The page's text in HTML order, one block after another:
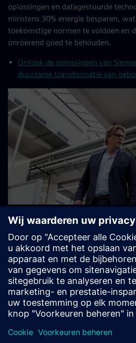
oplossingen en datagestuurde
minstens 30% energie besparen,
toekomstige normen te voldoen en
onroerend goed te behouden.
Ontdek de oplossingen van
duurzame transformatie van
Verhoog de
Door een digitale onderneming te
en bestaande fabrieken efficiënter
Ontdek hoe het Siemens
Neustadt, Duitsland, werd
geoptimaliseerd